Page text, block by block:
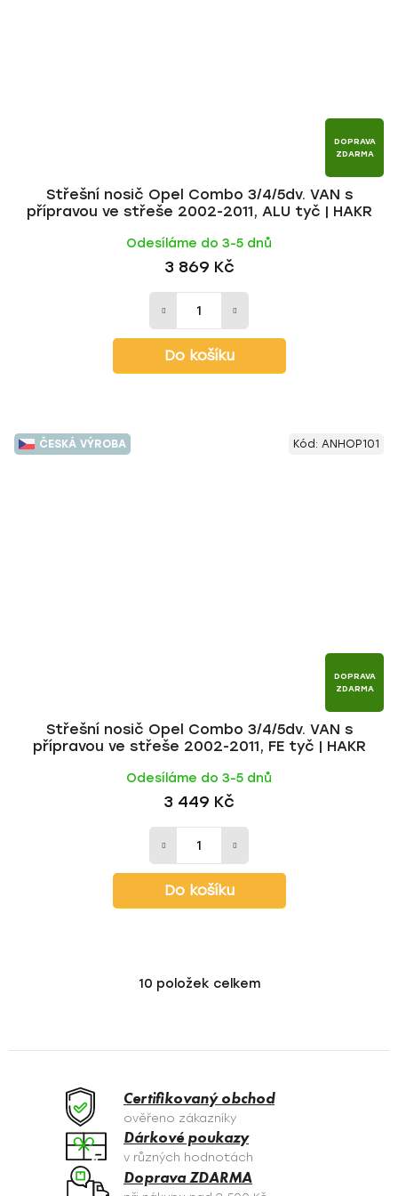
DOPRAVA
ZDARMA
Střešní nosič Opel Combo 3/4/5dv. VAN s
přípravou ve střeše 2002-2011, ALU tyč | HAKR
Odesíláme do 3-5 dnů
3 869 Kč
Do košíku
ČESKÁ VÝROBA
DOPRAVA
ZDARMA
Střešní nosič Opel Combo 3/4/5dv. VAN s
přípravou ve střeše 2002-2011, FE tyč | HAKR
Odesíláme do 3-5 dnů
3 449 Kč
Do košíku
Kód: ANHOP101
O
á
c
í
p
r
v
10 položek celkem
Certifikovaný obchod
ověřeno zákazníky
Dárkové poukazy
v různých hodnotách
Doprava ZDARMA